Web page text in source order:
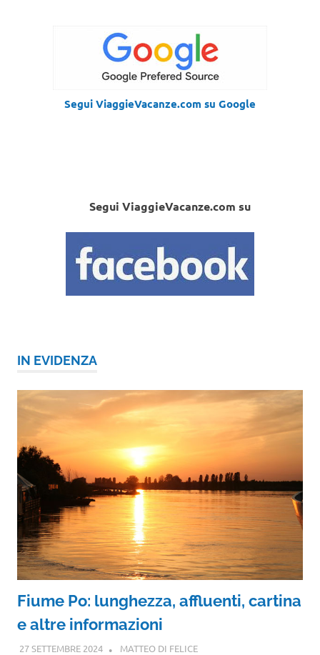
Segui ViaggieVacanze.com su Google
Segui ViaggieVacanze.com su
IN EVIDENZA
Fiume Po: lunghezza, affluenti, cartina
e altre informazioni
27 SETTEMBRE 2024 MATTEO DI FELICE